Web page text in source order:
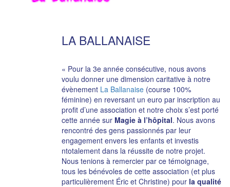
LA BALLANAISE
« Pour la 3e année consécutive, nous avons
voulu donner une dimension caritative à notre
évènement La Ballanaise(course 100%
féminine) en reversant un euro par inscription au
profit d’une association et notre choix s’est porté
cette année sur Magie à l’hôpital. Nous avons
rencontré des gens passionnés par leur
engagement envers les enfants et investis
ntotalement dans la réussite de notre projet.
Nous tenions à remercier par ce témoignage,
tous les bénévoles de cette association (et plus
particulièrement Éric et Christine) pour la qualité